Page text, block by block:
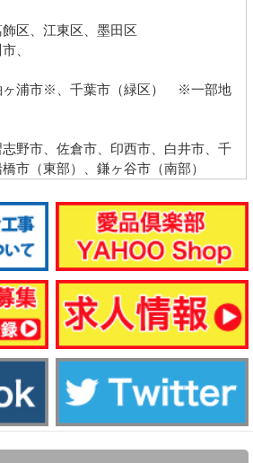
区、江東区、墨田区
、
浦市※、千葉市（緑区） ※一部地
野市、佐倉市、印西市、白井市、千
市（東部）、鎌ヶ谷市（南部）